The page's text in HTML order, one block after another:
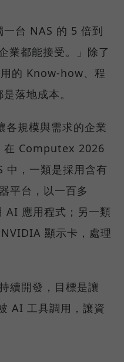
一台 NAS 的 5 倍到
業都能接受。」除了
的 Know-how、程
落地成本。
各規模與需求的企業
在 Computex 2026
中，一類是採用含有
平台，以一百多
AI 應用程式；另一類
顯示卡，處理
續開發，目標是讓
AI 工具調用，讓資